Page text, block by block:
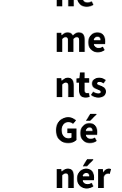
me
nts
Gé
nér